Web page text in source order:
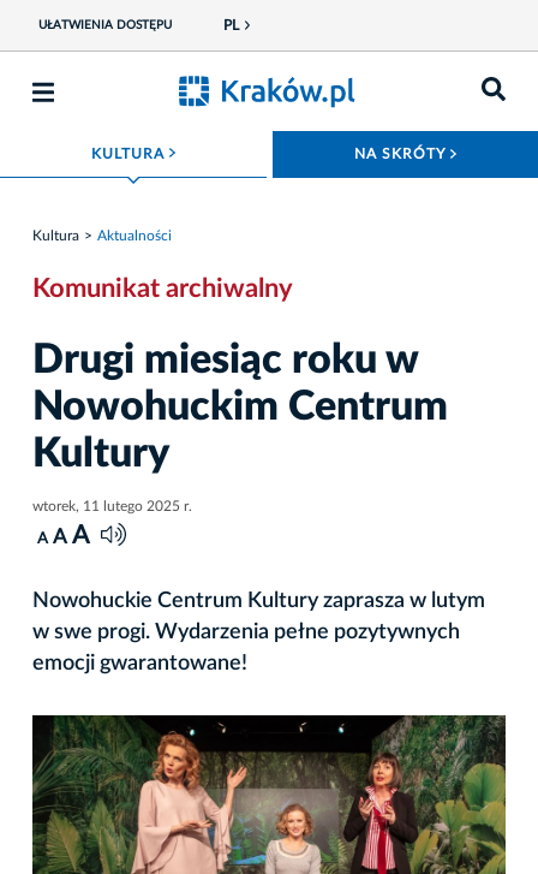
UŁATWIENIA DOSTĘPU PL
KULTURA ROZWIŃ MENU NA SKRÓTY
Kultura Aktualności
Komunikat archiwalny
Drugi miesiąc roku w
Nowohuckim Centrum
Kultury
wtorek, 11 lutego 2025 r.
A A A
Nowohuckie Centrum Kultury zaprasza w lutym
w swe progi. Wydarzenia pełne pozytywnych
emocji gwarantowane!